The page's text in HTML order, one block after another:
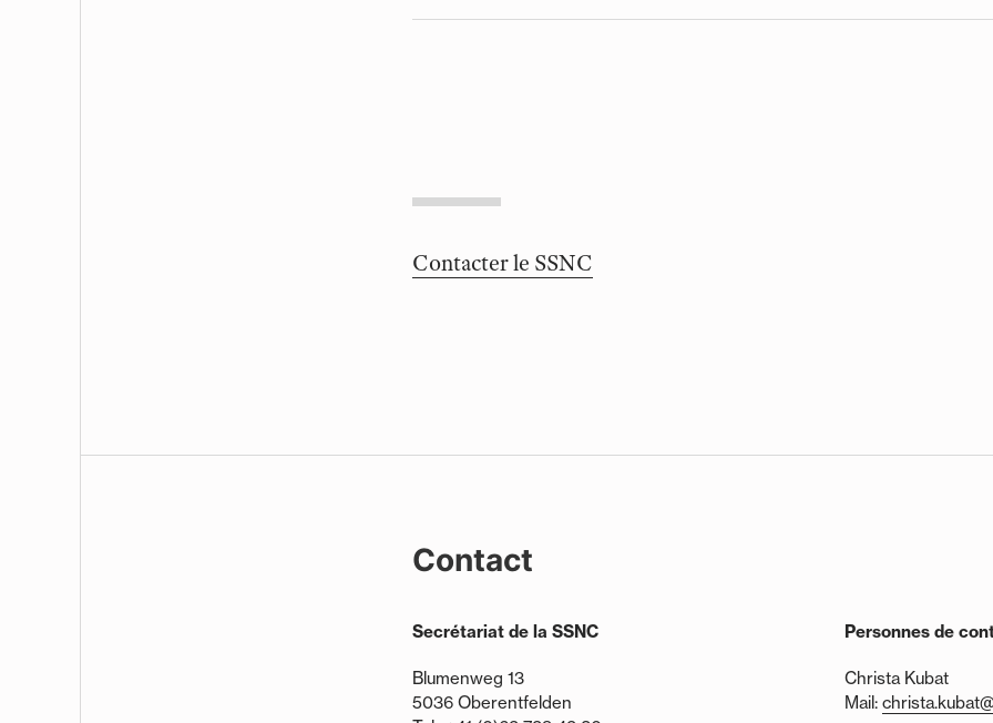
Contacter le SSNC
Contact
Secrétariat de la SSNC
Blumenweg 13
5036 Oberentfelden
Personnes de
Christa Kubat
Mail: